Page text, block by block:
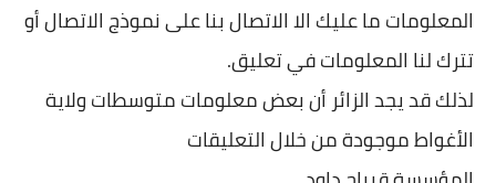
المعلومات ما عليك الا الاتصال بنا على نموذج الاتصال أو
تترك لنا المعلومات في تعليق.
لذلك قد يجد الزائر أن بعض معلومات متوسطات ولاية
الأغواط موجودة من خلال التعليقات